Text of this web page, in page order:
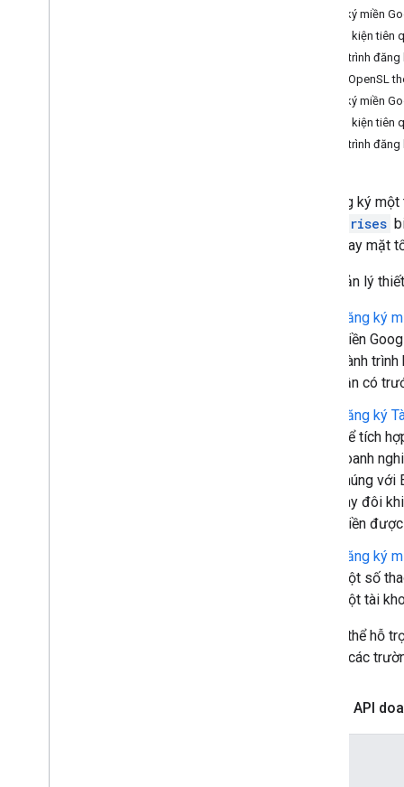
Đăng ký miền
Điều kiện tiên
Quy trình đăng
Tạo OpenSL
Đăng ký miền
Điều kiện tiên
Quy trình đăng
Để đăng ký
Enterprises
động thay mặt
API Quản lý
Đăng ký
miền
Hành
cần có
Đăng ký
thể tích
doanh
chúng
này đôi
miền
Đăng ký
một số
một tài
Bạn có thể hỗ
hiển thị các
Bảng 1: API